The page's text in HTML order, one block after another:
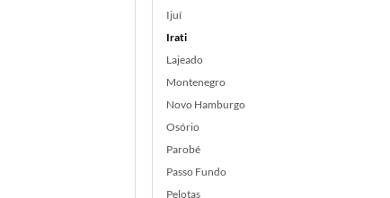
Ijuí
Irati
Lajeado
Montenegro
Novo Hamburgo
Osório
Parobé
Passo Fundo
Pelotas